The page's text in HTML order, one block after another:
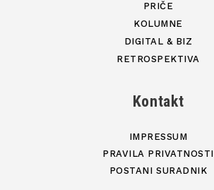
PRIČE
KOLUMNE
DIGITAL & BIZ
RETROSPEKTIVA
Kontakt
IMPRESSUM
PRAVILA PRIVATNOSTI
POSTANI SURADNIK